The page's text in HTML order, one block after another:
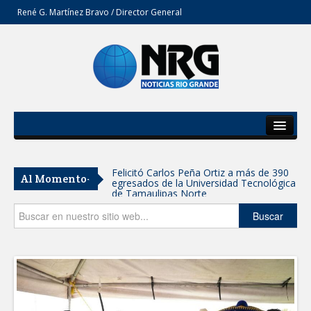
René G. Martínez Bravo / Director General
Del Estado
Secciones
Opinión
Al Momento- Felicitó Carlos Peña Ortiz a más de 390
egresados de la Universidad Tecnológica
de Tamaulipas Norte
GOBIERNO DE CARMEN LILIA
GARANTIZAR UN MEJOR SERVICIO DE
AGUA POTABLE
Facilita DIF Tamaulipas trámite de
credencial y placas de circulación para
personas con discapacidad
Buscar